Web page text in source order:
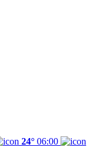
24° 06:00